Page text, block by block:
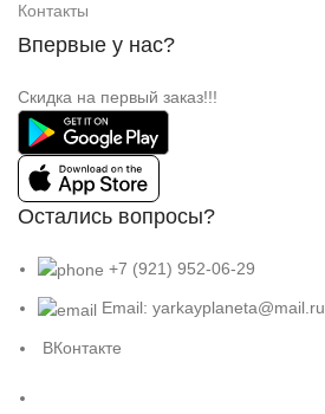
Контакты
Впервые у нас?
Скидка на первый заказ!!!
Остались вопросы?
+7 (921) 952-06-29
Email: yarkayplaneta@mail.ru
ВКонтакте